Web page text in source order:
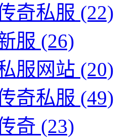
奇私服 (22)
服 (26)
服网站 (20)
奇私服 (49)
奇 (23)